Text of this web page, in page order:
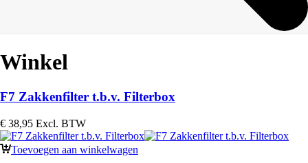
Winkel
F7 Zakkenfilter t.b.v. Filterbox
€ 38,95 Excl. BTW
Toevoegen aan winkelwagen